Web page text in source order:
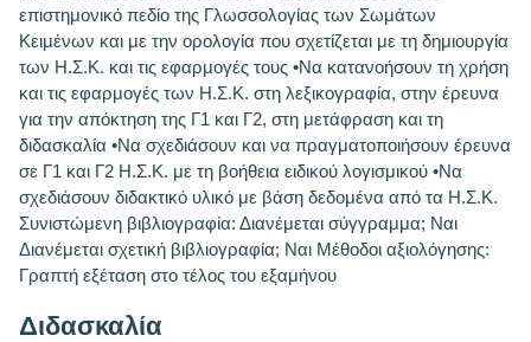
επιστημονικό πεδίο της Γλωσσολογίας των Σωμάτων
Κειμένων και με την ορολογία που σχετίζεται με τη δημιουργία
των Η.Σ.Κ. και τις εφαρμογές τους •Να κατανοήσουν τη χρήση
και τις εφαρμογές των Η.Σ.Κ. στη λεξικογραφία, στην έρευνα
για την απόκτηση της Γ1 και Γ2, στη μετάφραση και τη
διδασκαλία •Να σχεδιάσουν και να πραγματοποιήσουν έρευνα
σε Γ1 και Γ2 Η.Σ.Κ. με τη βοήθεια ειδικού λογισμικού •Να
σχεδιάσουν διδακτικό υλικό με βάση δεδομένα από τα Η.Σ.Κ.
Συνιστώμενη βιβλιογραφία: Διανέμεται σύγγραμμα; Ναι
Διανέμεται σχετική βιβλιογραφία; Ναι Μέθοδοι αξιολόγησης:
Γραπτή εξέταση στο τέλος του εξαμήνου
Διδασκαλία